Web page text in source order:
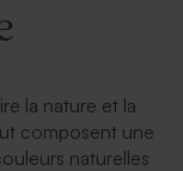
la nature et la
composent une
naturelles